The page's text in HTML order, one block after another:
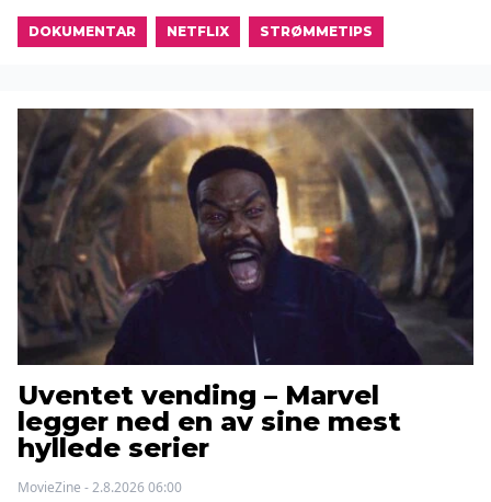
DOKUMENTAR NETFLIX STRØMMETIPS
Uventet vending – Marvel
legger ned en av sine mest
hyllede serier
MovieZine - 2.8.2026 06:00